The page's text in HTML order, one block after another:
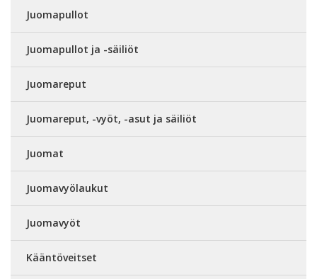
Juomapullot
Juomapullot ja -säiliöt
Juomareput
Juomareput, -vyöt, -asut ja säiliöt
Juomat
Juomavyölaukut
Juomavyöt
Kääntöveitset